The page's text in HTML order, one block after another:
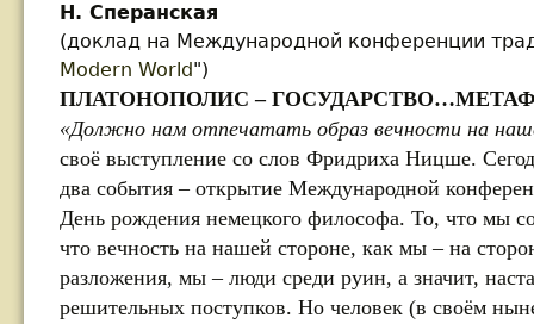
Н. Сперанская
(доклад на Международной конференции
Modern World")
ПЛАТОНОПОЛИС –
«Должно нам отпечатать образ вечности на
своё выступление со слов Фридриха Ницше.
два события – открытие Международной
День рождения немецкого философа. То, что мы
что вечность на нашей стороне, как мы – на
разложения, мы – люди среди руин, а значит,
решительных поступков. Но человек (в своём